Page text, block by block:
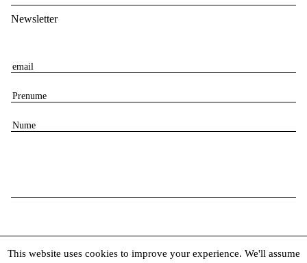
Newsletter
E
a
i
l
P
e
e
N
This website uses cookies to improve your experience. We'll assume